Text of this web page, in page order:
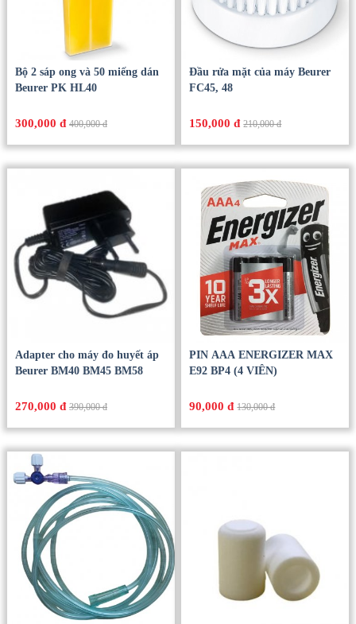
Bộ 2 sáp ong và 50 miếng dán
Beurer PK HL40
300,000 đ 400,000 đ
Đầu rửa mặt của máy Beurer
FC45, 48
150,000 đ 210,000 đ
Adapter cho máy đo huyết áp
Beurer BM40 BM45 BM58
270,000 đ 390,000 đ
PIN AAA ENERGIZER MAX
E92 BP4 (4 VIÊN)
90,000 đ 130,000 đ